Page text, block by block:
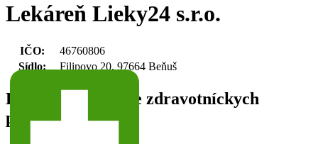
Lekáreň Lieky24 s.r.o.
IČO:
46760806
Sídlo:
Filipovo 20, 97664 Beňuš
Lekárne a výdajne zdravotníckych
pomôcok